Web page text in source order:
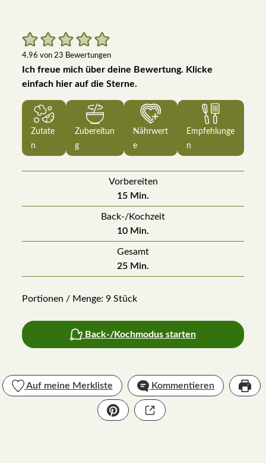
4.96 von 23 Bewertungen
Ich freue mich über deine Bewertung. Klicke
einfach hier auf die Sterne.
Zutate
n
Zubereitun
g
Nährwert
e
Empfehlunge
n
Vorbereiten
15Minuten
Min.
Back-/Kochzeit
10Minuten
Min.
Gesamt
25Minuten
Min.
Portionen / Menge: 9 Stück
Back-/Kochmodus starten
Auf meine Merkliste Kommentieren